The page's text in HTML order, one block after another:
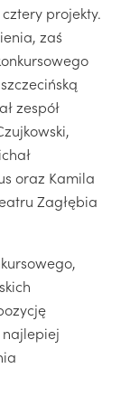
projekty.
zaś
zespół
oraz Kamila
Zagłębia